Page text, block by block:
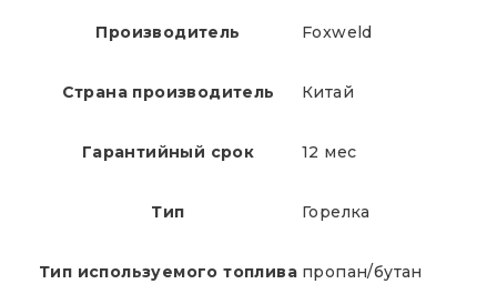
Производитель Foxweld
Страна производитель Китай
Гарантийный срок 12 мес
Тип Горелка
Тип используемого топлива пропан/бутан